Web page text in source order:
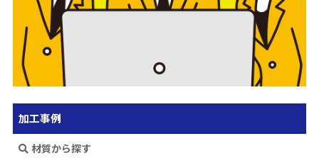
加工事例
材質から探す